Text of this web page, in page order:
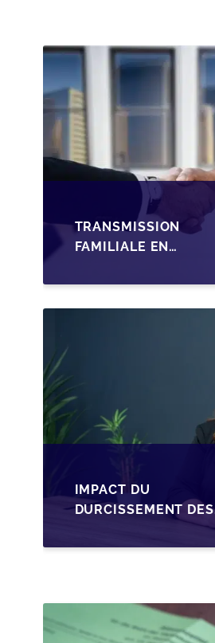
TRANSMISSION
FAMILIALE EN
STRUCTURER LA
CESSION DES PARTS
IMPACT DU
DURCISSEMENT DES
CRÉDIT SUR LA